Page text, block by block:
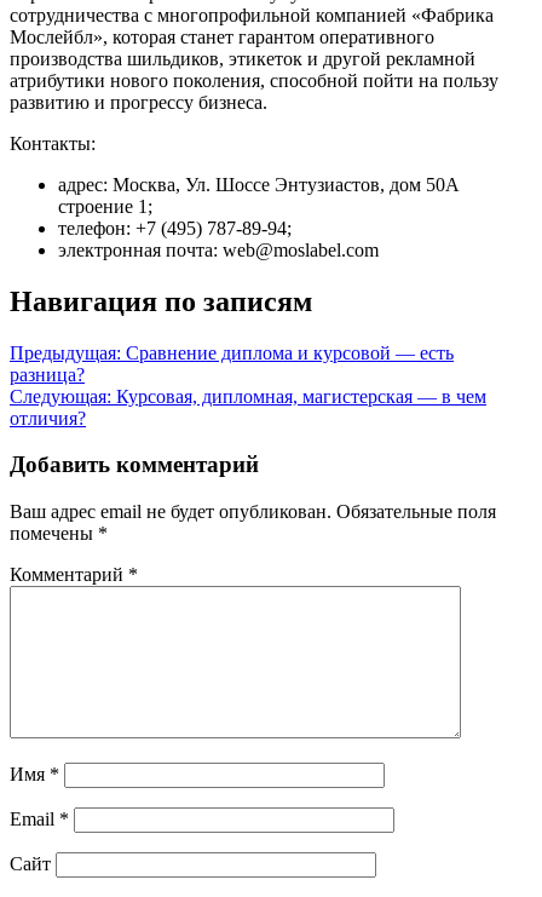
сотрудничества с многопрофильной компанией «Фабрика
Мослейбл», которая станет гарантом оперативного
производства шильдиков, этикеток и другой рекламной
атрибутики нового поколения, способной пойти на пользу
развитию и прогрессу бизнеса.
Контакты:
адрес: Москва, Ул. Шоссе Энтузиастов, дом 50А
строение 1;
телефон: +7 (495) 787-89-94;
электронная почта: web@moslabel.com
Навигация по записям
Предыдущая: Сравнение диплома и курсовой — есть
разница?
Следующая: Курсовая, дипломная, магистерская — в чем
отличия?
Добавить комментарий
Ваш адрес email не будет опубликован. Обязательные поля
помечены *
Комментарий *
Имя *
Email *
Сайт